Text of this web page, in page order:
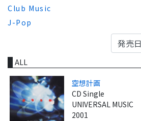
Club Music
J-Pop
ALL
空想計画
CD Single
UNIVERSAL MUSIC
2001